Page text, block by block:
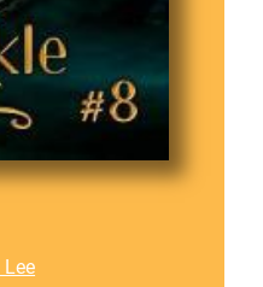
Lee